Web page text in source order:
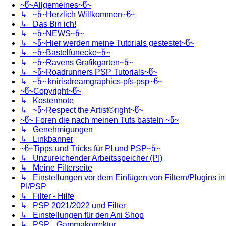
~წ~Allgemeines~წ~
↳ ~წ~Herzlich Willkommen~წ~
↳ Das Bin ich!
↳ ~წ~NEWS~წ~
↳ ~წ~Hier werden meine Tutorials gestestet~წ~
↳ ~წ~Bastelfunecke~წ~
↳ ~წ~Ravens Grafikgarten~წ~
↳ ~წ~Roadrunners PSP Tutorials~წ~
↳ ~წ~ knirisdreamgraphics-pfs-psp~წ~
~წ~Copyright~წ~
↳ Kostennote
↳ ~წ~Respect the Artist©right~წ~
~წ~ Foren die nach meinen Tuts basteln ~წ~
↳ Genehmigungen
↳ Linkbanner
~წ~Tipps und Tricks für PI und PSP~წ~
↳ Unzureichender Arbeitsspeicher (PI)
↳ Meine Filterseite
↳ Einstellungen vor dem Einfügen von Filtern/Plugins in
PI/PSP
↳ Filter - Hilfe
↳ PSP 2021/2022 und Filter
↳ Einstellungen für den Ani Shop